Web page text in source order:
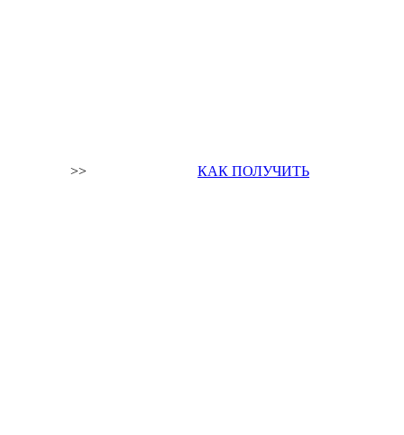
>> КАК ПОЛУЧИТЬ